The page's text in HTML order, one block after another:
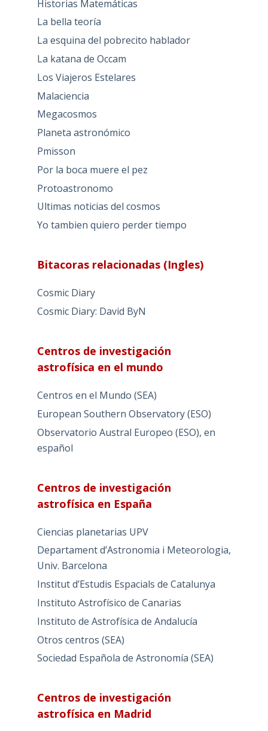
Historias Matemáticas
La bella teoría
La esquina del pobrecito hablador
La katana de Occam
Los Viajeros Estelares
Malaciencia
Megacosmos
Planeta astronómico
Pmisson
Por la boca muere el pez
Protoastronomo
Ultimas noticias del cosmos
Yo tambien quiero perder tiempo
Bitacoras relacionadas (Ingles)
Cosmic Diary
Cosmic Diary: David ByN
Centros de investigación
astrofísica en el mundo
Centros en el Mundo (SEA)
European Southern Observatory (ESO)
Observatorio Austral Europeo (ESO), en
español
Centros de investigación
astrofísica en España
Ciencias planetarias UPV
Departament d’Astronomia i Meteorologia,
Univ. Barcelona
Institut d’Estudis Espacials de Catalunya
Instituto Astrofísico de Canarias
Instituto de Astrofísica de Andalucía
Otros centros (SEA)
Sociedad Española de Astronomía (SEA)
Centros de investigación
astrofísica en Madrid